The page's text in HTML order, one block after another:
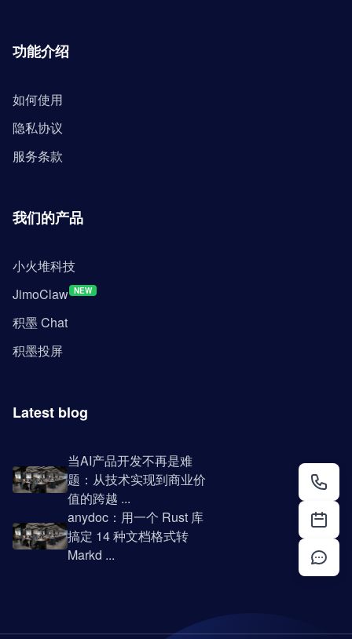
功能介绍
如何使用
隐私协议
服务条款
我们的产品
小火堆科技
JimoClaw NEW
积墨 Chat
积墨投屏
Latest blog
当AI产品开发不再是难
题：从技术实现到商业价
值的跨越 ...
anydoc：用一个 Rust 库
搞定 14 种文档格式转
Markd ...